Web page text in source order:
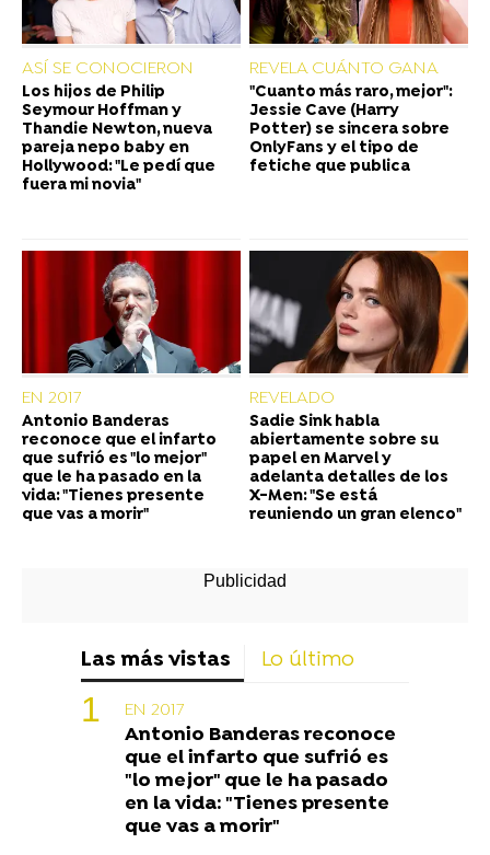
ASÍ SE CONOCIERON
Los hijos de Philip
Seymour Hoffman y
Thandie Newton, nueva
pareja nepo baby en
Hollywood: "Le pedí que
fuera mi novia"
REVELA CUÁNTO GANA
"Cuanto más raro, mejor":
Jessie Cave (Harry
Potter) se sincera sobre
OnlyFans y el tipo de
fetiche que publica
EN 2017
Antonio Banderas
reconoce que el infarto
que sufrió es "lo mejor"
que le ha pasado en la
vida: "Tienes presente
que vas a morir"
REVELADO
Sadie Sink habla
abiertamente sobre su
papel en Marvel y
adelanta detalles de los
X-Men: "Se está
reuniendo un gran elenco"
Las más vistas Lo último
EN 2017
Antonio Banderas reconoce
que el infarto que sufrió es
"lo mejor" que le ha pasado
en la vida: "Tienes presente
que vas a morir"